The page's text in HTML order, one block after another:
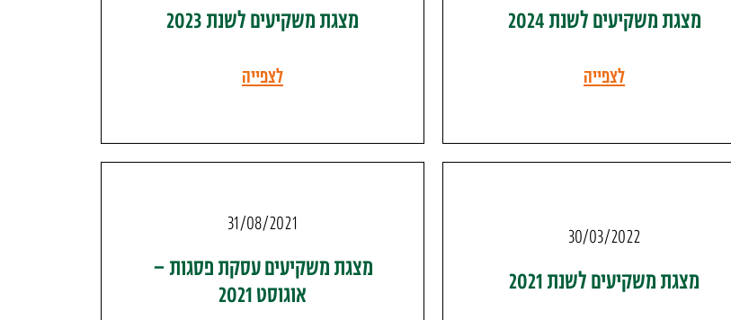
מצגת משקיעים לשנת 2024
לצפייה
מצגת משקיעים לשנת 2023
לצפייה
30/03/2022
מצגת משקיעים לשנת 2021
31/08/2021
מצגת משקיעים עסקת פסגות –
אוגוסט 2021